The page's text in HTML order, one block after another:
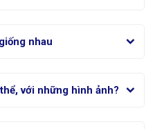
nhau
với những hình ảnh?